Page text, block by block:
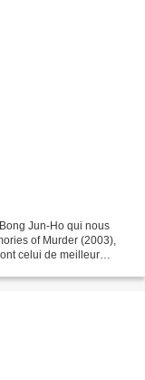
Jun-Ho qui nous
of Murder (2003),
celui de meilleur